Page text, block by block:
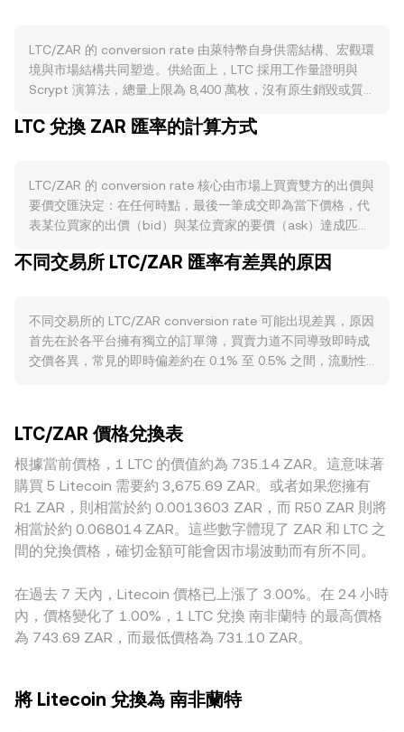
LTC/ZAR 的 conversion rate 由萊特幣自身供需結構、宏觀環
境與市場結構共同塑造。供給面上，LTC 採用工作量證明與
Scrypt 演算法，總量上限為 8,400 萬枚，沒有原生銷毀或質
年）減半一次，歷次減半會降低新增供給，影響礦工邊際拋壓
的 LTC 賣壓。需求端則取決於萊特幣在支付與轉帳場景中的使
用、交易所與商戶的支持度、鏈上活躍度與錢包普及度；LTC
交易費用低、確認速度快，當商戶受理與跨境轉移需求上升
Extension Blocks）擴展帶來可選式隱私與更高的可擴展性，
上，LTC 通常與 BTC 方向高度相關，整體加密市場風險情緒
常主導短期走勢；同時，南非蘭特（ZAR）的強弱、南非儲備
銀行的利率路徑、通膨與大宗商品週期，以及全球風險偏好變
服務提供者的許可要求與遵循旅行規則的落地節奏、對隱私功
能資產的合規觀點、以及海外市場對現貨與衍生品的監管變
化，都可能改變本地和離岸平台的報價與深度。技術層面的短
期波動則常由永續合約資金費率的正負與幅度、期權到期（尤
其是集中到期日的槓桿倉位調整）、大型地址的鏈上與交易所
流入流出、現貨與衍生品基差變化等因素驅動，這些動能會在
基本面之外為 LTC/ZAR 的 conversion rate 疊加波動性。
LTC 兌換 ZAR 匯率的計算方式
LTC/ZAR 的 conversion rate 核心由市場上買賣雙方的出價與
要價交匯決定：在任何時點，最後一筆成交即為當下價格，代
表某位買家的出價（bid）與某位賣家的要價（ask）達成匹
成本；兩者的平均值常被視為中間價，作為觀察參考。當參考
Volume_i，成交量較大的場域對 VWAP 影響更大。對於單筆
換算的簡單算術，若已知 conversion rate，則 ZAR 金額 =
LTC 數量 × rate；反之，LTC 數量 = ZAR 金額 ÷ rate。雖然
格可近似為 y/x；池子資金深度不足時，大額換單會引發明顯
滑點。在中心化平台的訂單簿機制下，報價深度與掛單結構
（多空密集區、冰山單、機構做市）則會共同影響大額交易對
於即時成交價格的衝擊，進而反映到 LTC/ZAR 的 conversion
rate。
不同交易所 LTC/ZAR 匯率有差異的原因
不同交易所的 LTC/ZAR conversion rate 可能出現差異，原因
首先在於各平台擁有獨立的訂單簿，買賣力道不同導致即時成
交價各異，常見的即時偏差約在 0.1% 至 0.5% 之間，流動性
價：對南非本地平台而言，法規合規成本、入出金通道效率、
以及對具隱私特性的資產（如 LTC 的 MWEB）的上架與提領
政策，可能影響有效流動性與風險溢價。此外，許多平台上的
LTC 主要對 USDT 或 USD 報價，再透過 USDT/ZAR 或
USD/ZAR 折算至 ZAR；若 USDT 在本地場外市場相對 ZAR
有溢價或折價，這種基差會傳導進最終的 LTC/ZAR 報價。跨
所套利雖有助於收斂價格，但受制於提領確認時間、KYC/限
不同平台間的 conversion rate 偶爾仍會維持可觀差距。
LTC/ZAR 價格兌換表
根據當前價格，1 LTC 的價值約為 735.14 ZAR。這意味著
購買 5 Litecoin 需要約 3,675.69 ZAR。或者如果您擁有
R1 ZAR，則相當於約 0.0013603 ZAR，而 R50 ZAR 則將
相當於約 0.068014 ZAR。這些數字體現了 ZAR 和 LTC 之
間的兌換價格，確切金額可能會因市場波動而有所不同。
在過去 7 天內，Litecoin 價格已上漲了 3.00%。在 24 小時
內，價格變化了 1.00%，1 LTC 兌換 南非蘭特 的最高價格
為 743.69 ZAR，而最低價格為 731.10 ZAR。
將 Litecoin 兌換為 南非蘭特